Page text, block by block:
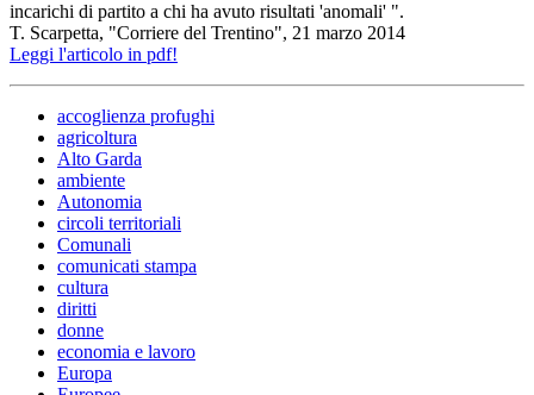
incarichi di partito a chi ha avuto risultati 'anomali' ".
T. Scarpetta, "Corriere del Trentino", 21 marzo 2014
Leggi l'articolo in pdf!
accoglienza profughi
agricoltura
Alto Garda
ambiente
Autonomia
circoli territoriali
Comunali
comunicati stampa
cultura
diritti
donne
economia e lavoro
Europa